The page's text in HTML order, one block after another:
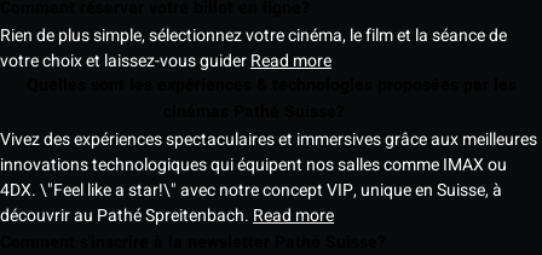
Rien de plus simple, sélectionnez votre cinéma, le film et la séance de
votre choix et laissez-vous guiderRead more
Vivez des expériences spectaculaires et immersives grâce aux meilleures
innovations technologiques qui équipent nos salles comme IMAX ou
4DX. \"Feel like a star!\" avec notre concept VIP, unique en Suisse, à
découvrir au Pathé Spreitenbach. Read more